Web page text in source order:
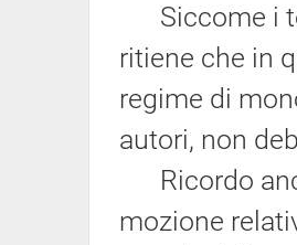
Siccome i
ritiene che in
regime di
autori, non
Ricordo
mozione